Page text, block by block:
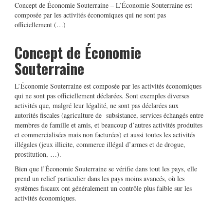
Concept de Économie Souterraine – L’Économie Souterraine est
composée par les activités économiques qui ne sont pas
officiellement (…)
Concept de Économie
Souterraine
L’Économie Souterraine est composée par les activités économiques
qui ne sont pas officiellement déclarées. Sont exemples diverses
activités que, malgré leur légalité, ne sont pas déclarées aux
autorités fiscales (agriculture de subsistance, services échangés entre
membres de famille et amis, et beaucoup d’autres activités produites
et commercialisées mais non facturées) et aussi toutes les activités
illégales (jeux illicite, commerce illégal d’armes et de drogue,
prostitution, …).
Bien que l’Économie Souterraine se vérifie dans tout les pays, elle
prend un relief particulier dans les pays moins avancés, où les
systèmes fiscaux ont généralement un contrôle plus faible sur les
activités économiques.